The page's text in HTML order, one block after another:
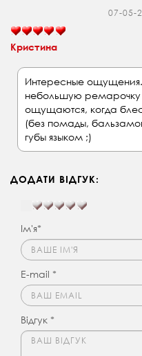
07-05-
Кристина
Интересные ощущения.
небольшую
ощущаются, когда
(без помады,
губы языком ;)
ДОДАТИ ВІДГУК:
Ім'я*
E-mail *
Відгук *